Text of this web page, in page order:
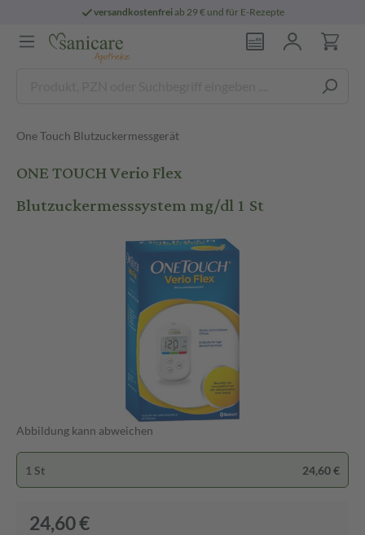
versandkostenfreiab 29 € und für E-Rezepte
One Touch Blutzuckermessgerät
ONE TOUCH Verio Flex
Blutzuckermesssystem mg/dl 1 St
Abbildung kann abweichen
1 St 24,60 €
24,60 €